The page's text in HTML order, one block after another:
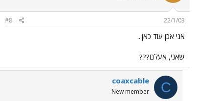
22/1/03
#8
אני אכן עוד כאן...
שאני, אעלם???
C
coaxcable
New member